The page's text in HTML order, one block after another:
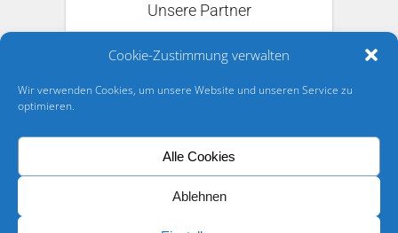
Cookie-Zustimmung verwalten
Wir verwenden Cookies, um unsere Website und unseren Service zu
optimieren.
Alle Cookies
Ablehnen
Unsere Partner